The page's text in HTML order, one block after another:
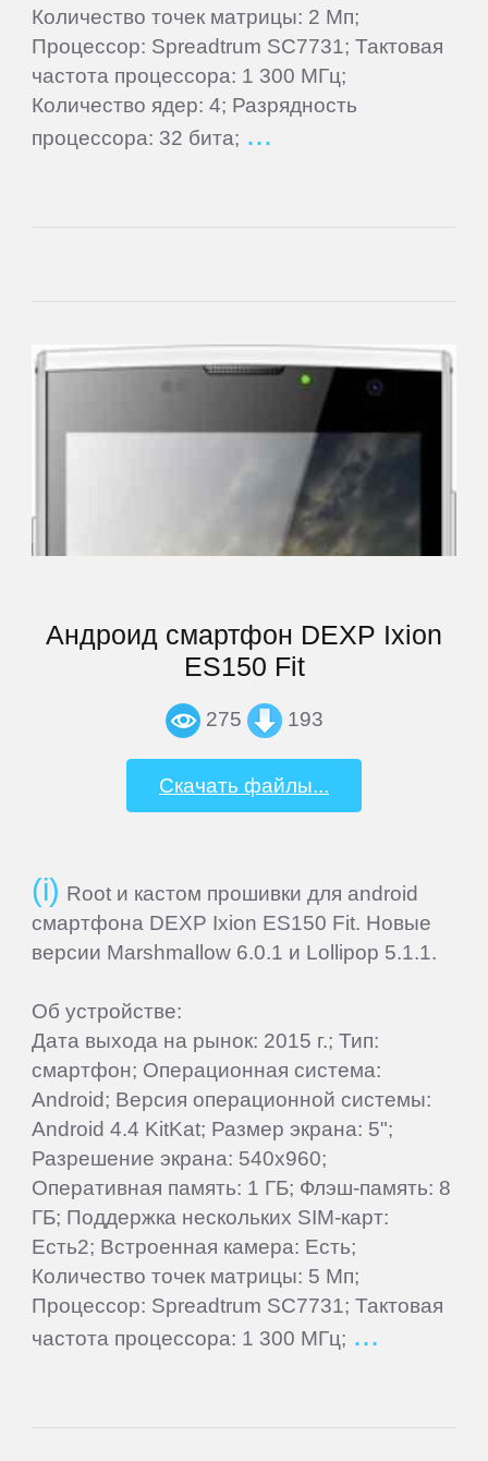
Количество точек матрицы: 2 Мп;
Процессор: Spreadtrum SC7731; Тактовая
частота процессора: 1 300 МГц;
Количество ядер: 4; Разрядность
процессора: 32 бита;
Андроид смартфон DEXP Ixion
ES150 Fit
275 193
Скачать файлы...
Root и кастом прошивки для android
смартфона DEXP Ixion ES150 Fit. Новые
версии Marshmallow 6.0.1 и Lollipop 5.1.1.
Об устройстве:
Дата выхода на рынок: 2015 г.; Тип:
смартфон; Операционная система:
Android; Версия операционной системы:
Android 4.4 KitKat; Размер экрана: 5";
Разрешение экрана: 540x960;
Оперативная память: 1 ГБ; Флэш-память: 8
ГБ; Поддержка нескольких SIM-карт:
Есть2; Встроенная камера: Есть;
Количество точек матрицы: 5 Мп;
Процессор: Spreadtrum SC7731; Тактовая
частота процессора: 1 300 МГц;
Gmini
Goclever
HP
Huawei
Impression
iRU
Keener
Krez
Lark
Lenovo
LG